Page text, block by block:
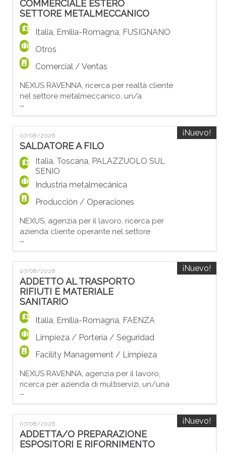
stoccaggio e movimentazione merce; -
Carico/scarico. I requisiti richiesti per
svolgere la mansione sono: - NECESSARIA
esperi
COMMERCIALE ESTERO
SETTORE METALMECCANICO
Italia, Emilia-Romagna, FUSIGNANO
Otros
Comercial / Ventas
NEXUS RAVENNA, ricerca per realtà cliente
nel settore metalmeccanico, un/a
COMMERCIALE ESTERO SETTORE
METALMECCANICO. La risorsa che stiamo
cercando dovrà occuparsi nello specifico
di: - Sviluppo e gestione del portafoglio
clienti esteri - Redazione di offerte
commerciali e gestione ordini - Supporto
nella gestione delle trattative e nella fid
...
07/08/2026
SALDATORE A FILO
Italia, Toscana, PALAZZUOLO SUL
SENIO
Industria metalmecánica
Producción / Operaciones
NEXUS, agenzia per il lavoro, ricerca per
azienda cliente operante nel settore
metalmeccanico, un SALDATORE A FILO.
La risorsa nello specifico si occuperà di: -
Saldatura a filo (MIG/MAG) su ferro,
carbonio e acciaio inox. - Esecuzione di
lavorazioni di precisione e di carpenteria
metallica. - Assemblaggio e saldatura di
componenti secondo dis
...
¡Nuevo!
07/08/2026
ADDETTO AL TRASPORTO
RIFIUTI E MATERIALE
SANITARIO
Italia, Emilia-Romagna, FAENZA
Limpieza / Portería / Seguridad
Facility Management / Limpieza
NEXUS RAVENNA, agenzia per il lavoro,
ricerca per azienda di multiservizi, un/una
ADDETTO AL TRASPORTO RIFIUTI E
MATERIALE SANITARIO. La risorsa che
stiamo cercando si occuperà di attività di
supporto logistico e operativo all'interno
della struttura ospedaliera, garantendo il
corretto trasporto del materiale sanitario e
...
¡Nuevo!
07/08/2026
ADDETTA/O PREPARAZIONE
ESPOSITORI E RIFORNIMENTO
¡Nuevo!